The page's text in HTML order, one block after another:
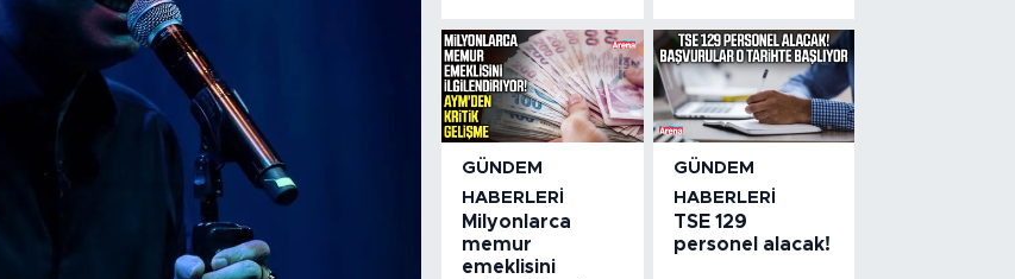
GÜNDEM
HABERLERI
Milyonlarca
memur
emeklisini
GÜNDEM
HABERLERI
TSE 129
personel alacak!